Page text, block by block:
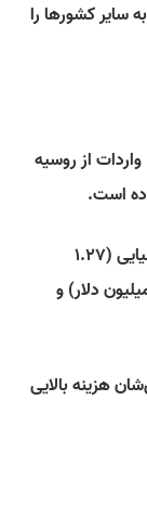
سایر کشورها را
از روسیه
بخش قابل‌توجهی از این تجارت شامل کود شیمیایی (۱.۲۷
دلار در ۲۰۲۴)، اورانیوم غنی‌شده (۶۲۴ میلیون دلار) و
هزینه بالایی